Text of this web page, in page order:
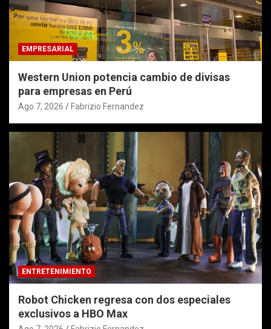
EMPRESARIAL
Western Union potencia cambio de divisas
para empresas en Perú
Ago 7, 2026 Fabrizio Fernandez
ENTRETENIMIENTO
Robot Chicken regresa con dos especiales
exclusivos a HBO Max